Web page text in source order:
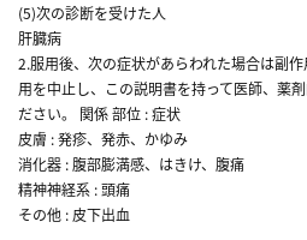
(5)次の診断を受けた人
肝臓病
2.服用後、次の症状があらわれた場合は副
用を中止し、この説明書を持って医師、薬
ださい。 関係 部位 : 症状
皮膚 : 発疹、発赤、かゆみ
消化器 : 腹部膨満感、はきけ、腹痛
精神神経系 : 頭痛
その他 : 皮下出血